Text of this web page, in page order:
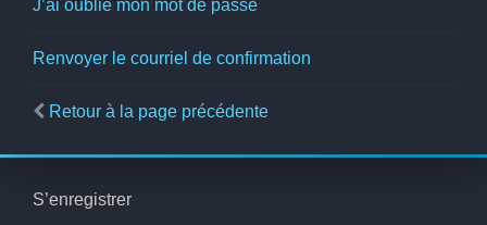
J’ai oublié mon mot de passe
Renvoyer le courriel de confirmation
Retour à la page précédente
S’enregistrer